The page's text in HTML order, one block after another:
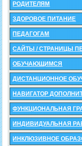
РОДИТЕЛЯМ
ЗДОРОВОЕ ПИТАНИЕ
ПЕДАГОГАМ
САЙТЫ / СТРАНИЦЫ
ОБУЧАЮЩИМСЯ
ДИСТАНЦИОННОЕ
НАВИГАТОР
ФУНКЦИОНАЛЬНАЯ
ИНДИВИДУАЛЬНАЯ
ИНКЛЮЗИВНОЕ